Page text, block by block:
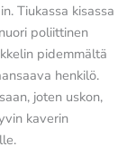
Tiukassa kisassa
poliittinen
pidemmältä
henkilö.
joten uskon,
kaverin